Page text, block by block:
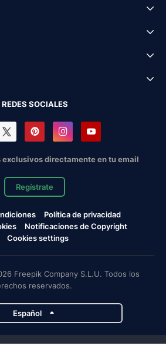
REDES SOCIALES
exclusivos directamente en tu email
Regístrate
Política de privacidad
Notificaciones de Copyright
Cookies settings
Freepik Company S.L.U. Todos los
reservados.
Español